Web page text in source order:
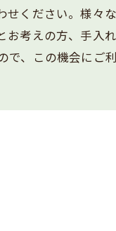
ください。様々
考えの方、手入
、この機会にご利